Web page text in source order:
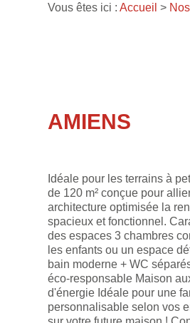
Vous êtes ici :Accueil >
AMIENS
Idéale pour les terrains à
de 120 m² conçue pour
architecture optimisée la
spacieux et fonctionnel.
des espaces 3 chambres
les enfants ou un espace
bain moderne + WC
éco-responsable Maison
d'énergie Idéale pour une
personnalisable selon vos